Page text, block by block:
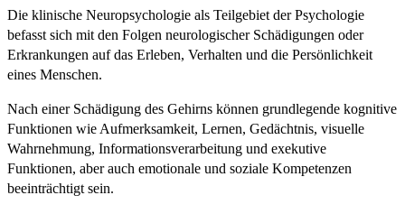
Die klinische Neuropsychologie als Teilgebiet der Psychologie
befasst sich mit den Folgen neurologischer Schädigungen oder
Erkrankungen auf das Erleben, Verhalten und die Persönlichkeit
eines Menschen.
Nach einer Schädigung des Gehirns können grundlegende kognitive
Funktionen wie Aufmerksamkeit, Lernen, Gedächtnis, visuelle
Wahrnehmung, Informationsverarbeitung und exekutive
Funktionen, aber auch emotionale und soziale Kompetenzen
beeinträchtigt sein.